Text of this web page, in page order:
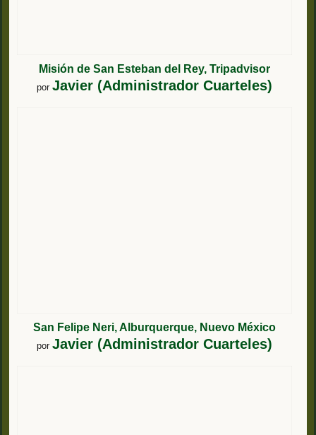
Misión de San Esteban del Rey, Tripadvisor
por Javier (Administrador Cuarteles)
San Felipe Neri, Alburquerque, Nuevo México
por Javier (Administrador Cuarteles)